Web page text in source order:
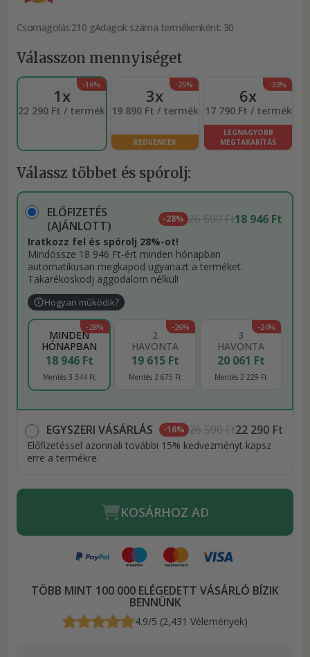
Csomagolás:210 gAdagok száma termékenként: 30
Válasszon mennyiséget
-16%
1x
22 290 Ft / termék
-25%
3x
19 890 Ft / termék
KEDVENCEK
-33%
6x
17 790 Ft / termék
LEGNAGYOBB
MEGTAKARÍTÁS
Válassz többet és spórolj:
ELŐFIZETÉS
(AJÁNLOTT)
-28% 26 590 Ft18 946 Ft
Iratkozz fel és spórolj 28%-ot!
Mindössze 18 946 Ft-ért minden hónapban
automatikusan megkapod ugyanazt a terméket.
Takarékoskodj aggodalom nélkül!
Hogyan működik?
-28%
MINDEN
HÓNAPBAN
18 946 Ft
Mentés 3 344 Ft
-26%
2
HAVONTA
19 615 Ft
Mentés 2 675 Ft
-24%
3
HAVONTA
20 061 Ft
Mentés 2 229 Ft
EGYSZERI VÁSÁRLÁS -16% 26 590 Ft22 290 Ft
Előfizetéssel azonnali további 15% kedvezményt kapsz
erre a termékre.
KOSÁRHOZ AD
TÖBB MINT 100 000 ELÉGEDETT VÁSÁRLÓ BÍZIK
BENNÜNK
4.9/5 (2,431 Vélemények)